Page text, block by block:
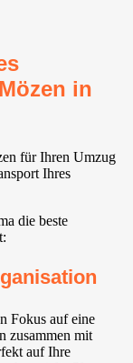
in
für Ihren Umzug
Ihres
die beste
Fokus auf eine
zusammen mit
auf Ihre